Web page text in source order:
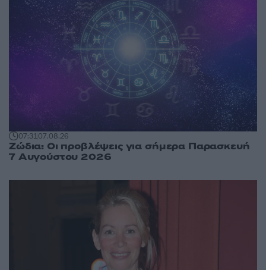
07:3107.08.26
Ζώδια: Οι προβλέψεις για σήμερα Παρασκευή
7 Αυγούστου 2026